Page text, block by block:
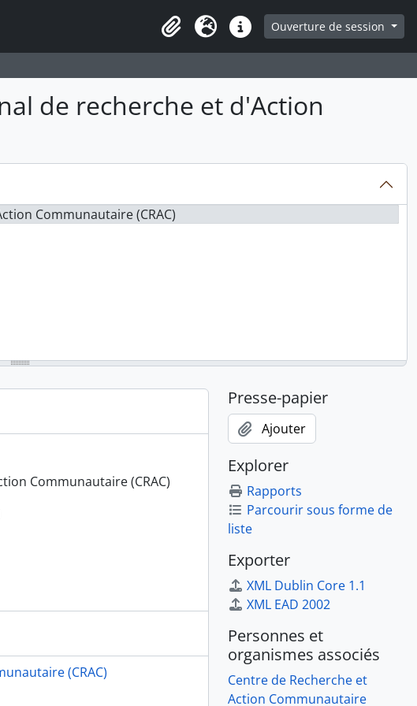
Presse-papier
LangueLiens rapidesOuverture de session
de recherche et d'Action
Communautaire (CRAC)
Communautaire (CRAC)
(CRAC)
Presse-papier
Ajouter
Explorer
Rapports
Parcourir sous forme de
liste
Exporter
XML Dublin Core 1.1
XML EAD 2002
Personnes et
organismes associés
Centre de Recherche et
Action Communautaire